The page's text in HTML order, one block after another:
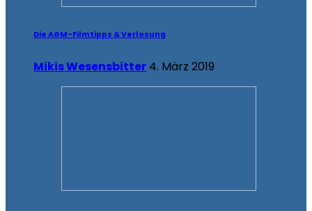
Die AGM-Filmtipps & Verlosung
Mikis Wesensbitter 4. März 2019